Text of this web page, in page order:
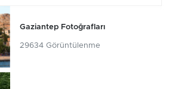
Gaziantep Fotoğrafları
29634 Görüntülenme